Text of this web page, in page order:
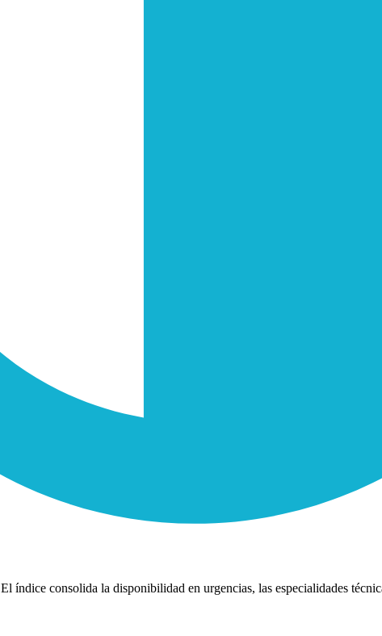
El índice consolida la disponibilidad en urgencias, las especialidades